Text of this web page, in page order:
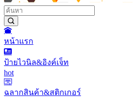
หน้าแรก
ป้ายไวนิล&อิงค์เจ็ท
hot
ฉลากสินค้า&สติกเกอร์